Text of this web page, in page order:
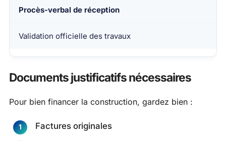
Procès-verbal de réception
Validation officielle des travaux
Documents justificatifs nécessaires
Pour bien financer la construction, gardez bien :
Factures originales